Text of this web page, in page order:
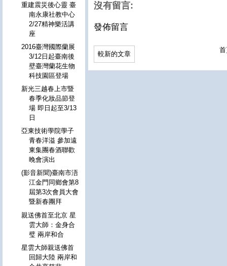
沒有留言:
發佈留言
較新的文章
重建震災後心靈 臺
南永康社教中心
2/27精神樂活講
座
2016臺灣國際蘭展
3/12日起臺南後
壁臺灣蘭花生物
科技園區登場
新光三越春上市暨
春季化妝品節登
場 即日起至3/13
日
亞東技術學院學子
青春洋溢 參加遠
東集團春酒聯歡
晚會演出
(影音新聞)臺南市浯
江金門同鄉會第8
屆第3次會員大會
暨新春團拜
親送佛首至北京 星
雲大師：金身合
璧 兩岸和合
星雲大師親送佛首
回歸大陸 兩岸和